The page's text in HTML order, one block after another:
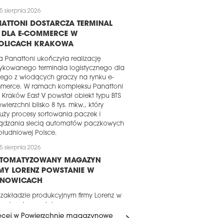
sierpnia 2026
DOSTARCZA TERMINAL
DLA E-COMMERCE W
KRAKOWA
Panattoni ukończyła realizację
terminala logistycznego dla
z wiodących graczy na rynku e-
W ramach kompleksu Panattoni
Kraków East V powstał obiekt typu BTS
blisko 8 tys. mkw., który
procesy sortowania paczek i
siecią automatów paczkowych
Polsce.
sierpnia 2026
MAGAZYN
LORENZ POWSTANIE W
zakładzie produkcyjnym firmy Lorenz w
około 16 tys. mkw. Za realizację
w Powierzchnie magazynowe